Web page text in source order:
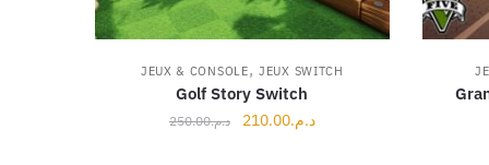
JEUX & CONSOLE,JEUX SWITCH
Golf Story Switch
د.م.250.00
Le
د.م.210.00
Le